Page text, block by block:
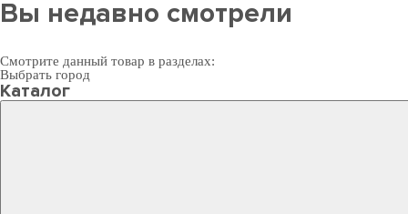
Вы недавно смотрели
Смотрите данный товар в разделах:
Выбрать город
Каталог